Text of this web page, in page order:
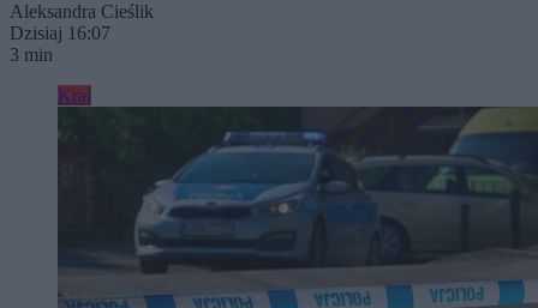
Aleksandra Cieślik
Dzisiaj 16:07
3 min
Kraj